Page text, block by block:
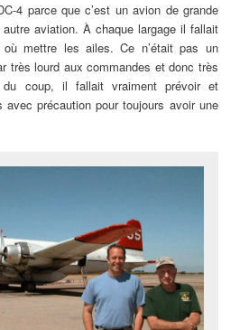
4 parce que c’est un avion de grande
aviation. À chaque largage il fallait
mettre les ailes. Ce n’était pas un
très lourd aux commandes et donc très
coup, il fallait vraiment prévoir et
avec précaution pour toujours avoir une